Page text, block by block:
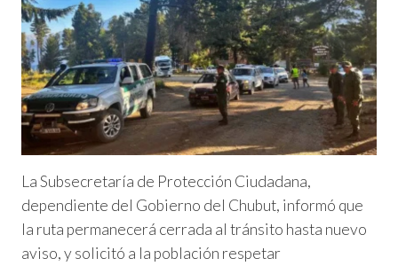
La Subsecretaría de Protección Ciudadana,
dependiente del Gobierno del Chubut, informó que
la ruta permanecerá cerrada al tránsito hasta nuevo
aviso, y solicitó a la población respetar